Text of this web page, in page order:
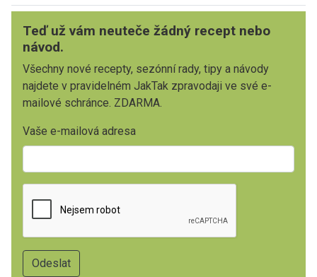
Teď už vám neuteče žádný recept nebo
návod.
Všechny nové recepty, sezónní rady, tipy a návody
najdete v pravidelném JakTak zpravodaji ve své e-
mailové schránce. ZDARMA.
Vaše e-mailová adresa